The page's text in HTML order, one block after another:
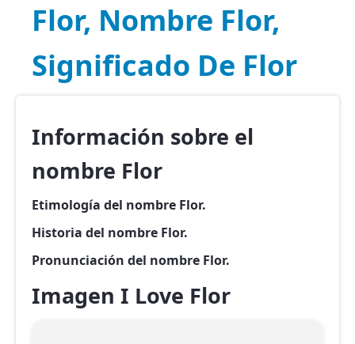
Flor, Nombre Flor,
Significado De Flor
Información sobre el
nombre Flor
Etimología del nombre Flor.
Historia del nombre Flor.
Pronunciación del nombre Flor.
Imagen I Love Flor